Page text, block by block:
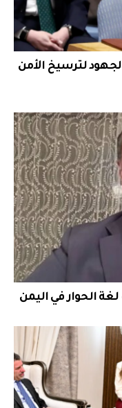
لترسيخ الأمن
الحوار في اليمن